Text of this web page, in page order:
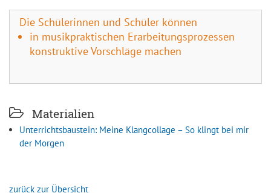
Die Schülerinnen und Schüler können
in musikpraktischen Erarbeitungsprozessen
konstruktive Vorschläge machen
Materialien
Unterrichtsbaustein: Meine Klangcollage – So klingt bei mir
der Morgen
zurück zur Übersicht